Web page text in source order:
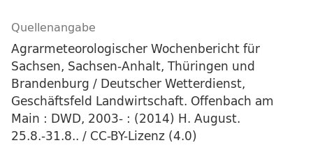
Quellenangabe
Agrarmeteorologischer Wochenbericht für
Sachsen, Sachsen-Anhalt, Thüringen und
Brandenburg / Deutscher Wetterdienst,
Geschäftsfeld Landwirtschaft. Offenbach am
Main : DWD, 2003- : (2014) H. August.
25.8.-31.8.. / CC-BY-Lizenz (4.0)